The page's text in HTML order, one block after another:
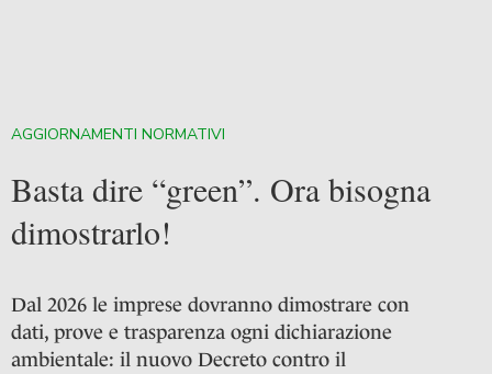
AGGIORNAMENTI NORMATIVI
Basta dire “green”. Ora bisogna
dimostrarlo!
Dal 2026 le imprese dovranno dimostrare con
dati, prove e trasparenza ogni dichiarazione
ambientale: il nuovo Decreto contro il